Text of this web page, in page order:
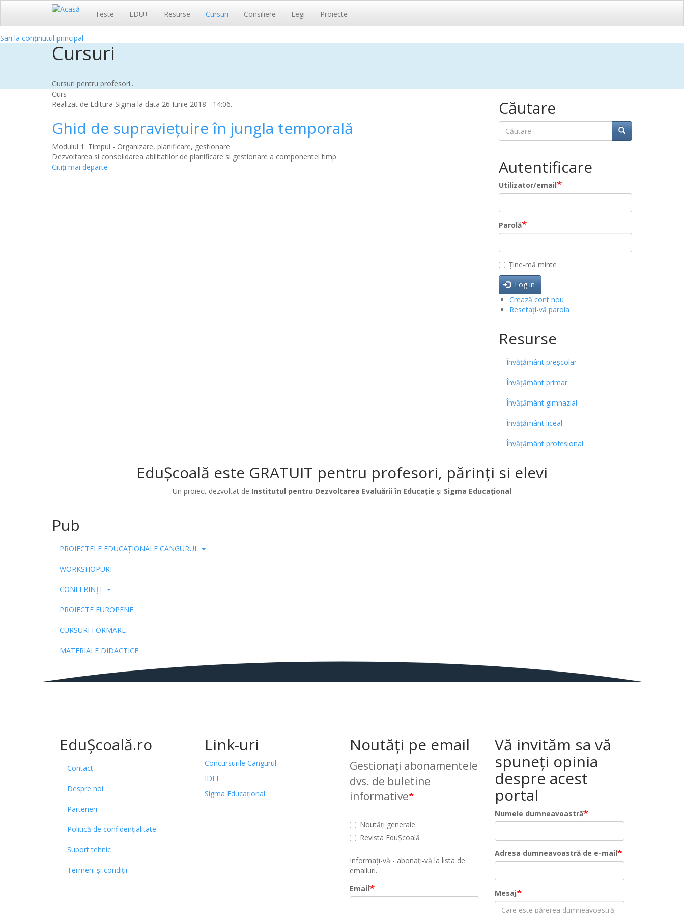
Sari la conținutul principal
Navigare
principală
Teste EDU+ Resurse Cursuri Consiliere Legi Proiecte
Cursuri
Cursuri pentru profesori..
Curs
Realizat de Editura Sigma la data 26 Iunie 2018 - 14:06.
Ghid de supraviețuire în jungla temporală
Modulul 1: Timpul - Organizare, planificare, gestionare
Dezvoltarea si consolidarea abilitatilor de planificare si gestionare a componentei timp.
Citiţi mai departe
Căutare
Căutare Căutare
Autentificare
Utilizator/email
Parolă
Ține-mă minte
Log in
Crează cont nou
Resetați-vă parola
Resurse
Învățământ preșcolar
Învățământ primar
Învățământ gimnazial
Învățământ liceal
Învățământ profesional
EduȘcoală este GRATUIT pentru profesori, părinți si elevi
Un proiect dezvoltat de Institutul pentru Dezvoltarea Evaluării în Educație și Sigma Educațional
Pub
PROIECTELE EDUCAȚIONALE CANGURUL
WORKSHOPURI
CONFERINȚE
PROIECTE EUROPENE
CURSURI FORMARE
MATERIALE DIDACTICE
EduȘcoală.ro
Contact
Despre noi
Parteneri
Politică de confidențialitate
Suport tehnic
Termeni și condiții
Link-uri
Concursurile Cangurul
IDEE
Sigma Educațional
Noutăți pe email
Gestionați abonamentele
dvs. de buletine
informative
Noutăți generale
Revista EduȘcoală
Informați-vă - abonați-vă la lista de
emailuri.
Email
Vă invităm sa vă
spuneți opinia
despre acest
portal
Numele dumneavoastră
Adresa dumneavoastră de e-mail
Mesaj